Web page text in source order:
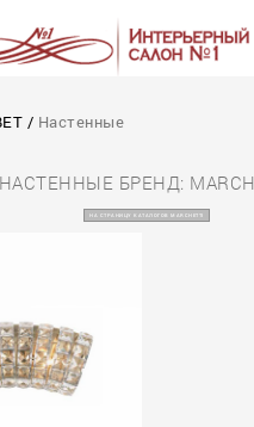
/ Настенные
НАСТЕННЫЕ БРЕНД:
НА СТРАНИЦУ КАТАЛОГОВ MARCHETTI